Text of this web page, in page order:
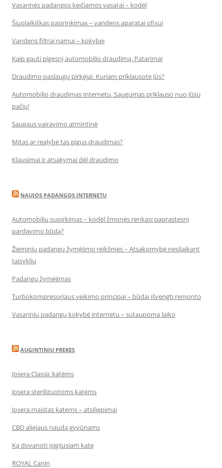
Vasarinės padangos keičiamos vasarai – kodėl
Šiuolaikiškas pasirinkimas – vandens aparatai ofisui
Vandens filtrai namui – kokybei
Kaip gauti pigesnį automobilio draudimą. Patarimai
Draudimo paslaugų pirkėjai. Kuriam priklausote Jūs?
Automobilio draudimas internetu. Saugumas priklauso nuo Jūsų
pačių!
Saugaus vairavimo atmintinė
Mitas ar realybė tas pigus draudimas?
Klausimai ir atsakymai dėl draudimo
NAUJOS PADANGOS INTERNETU
Automobilių supirkimas – kodėl žmonės renkasi paprastesnį
pardavimo būdą?
Žieminių padangų žymėjimo reikšmės – Atsakomybė nesilaikant
taisyklių
Padangų žymėjimas
Turbokompresoriaus veikimo principai – būdai išvengti remonto
Vasarinių padangų kokybė internetu – sutaupoma laiko
AUGINTINIU PREKES
Josera Classic katėms
Josera sterilizuotoms katėms
Josera maistas katėms – atsiliepimai
CBD aliejaus nauda gyvūnams
Ką dovanoti įsigijusiam katę
ROYAL Canin